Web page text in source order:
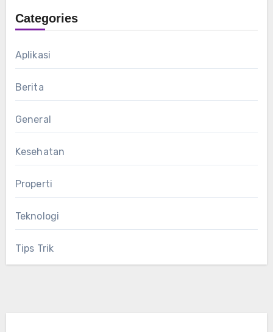
Categories
Aplikasi
Berita
General
Kesehatan
Properti
Teknologi
Tips Trik